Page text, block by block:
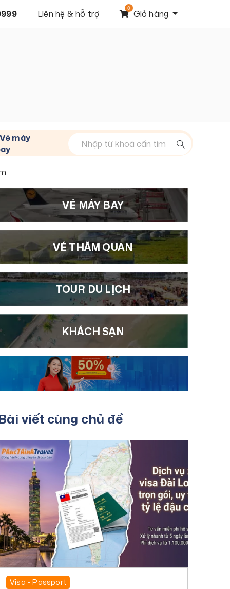
Liên hệ & hỗ trợ 0 Giỏ hàng
Vé máy
VÉ MÁY BAY
VÉ THĂM QUAN
TOUR DU LỊCH
KHÁCH SẠN
viết cùng chủ đề
Visa - Passport